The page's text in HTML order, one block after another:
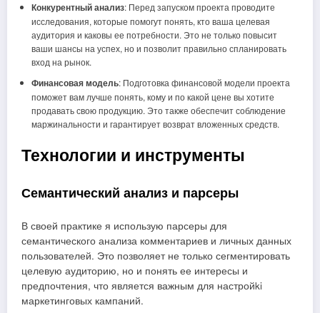
Конкурентный анализ: Перед запуском проекта проводите
исследования, которые помогут понять, кто ваша целевая
аудитория и каковы ее потребности. Это не только повысит
ваши шансы на успех, но и позволит правильно спланировать
вход на рынок.
Финансовая модель: Подготовка финансовой модели проекта
поможет вам лучше понять, кому и по какой цене вы хотите
продавать свою продукцию. Это также обеспечит соблюдение
маржинальности и гарантирует возврат вложенных средств.
Технологии и инструменты
Семантический анализ и парсеры
В своей практике я использую парсеры для
семантического анализа комментариев и личных данных
пользователей. Это позволяет не только сегментировать
целевую аудиторию, но и понять ее интересы и
предпочтения, что является важным для настройki
маркетинговых кампаний.